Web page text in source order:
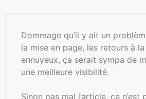
Dommage qu’il y ait un
la mise en page, les retours à
ennuyeux, ça serait sympa de
une meilleure visibilité.
Sinon pas mal l’article, ce n’est